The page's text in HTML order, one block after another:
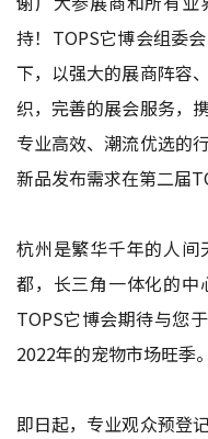
持！TOPS它博会组委
下，以强大的展商阵容
织，完善的展会服务，
专业高效、潮流优选的
新品发布需求在第二届
杭州是繁华千年的人
都，长三角一体化的中
TOPS它博会期待与您
2022年的宠物市场旺季。
即日起，专业观众预登